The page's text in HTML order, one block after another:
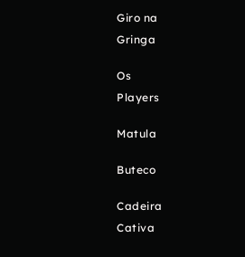
Giro na
Gringa
Os
Players
Matula
Buteco
Cadeira
Cativa